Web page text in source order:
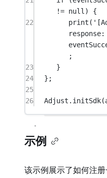
!= null ) {
22
print (
;
23
}
24
};
25
26
Adjust . initSdk
示例
该示例展示了如何注册